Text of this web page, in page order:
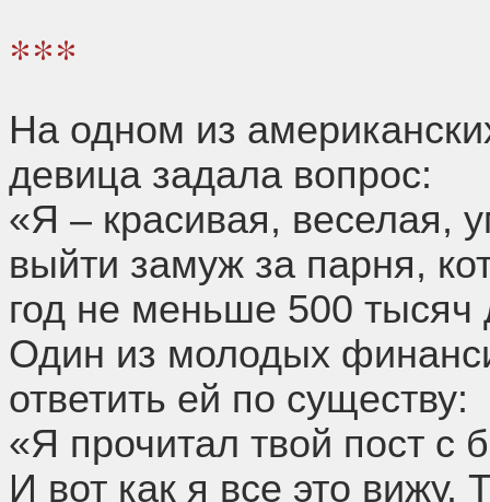
***
На одном из
девица задала вопрос:
«Я – красивая, веселая,
выйти замуж за парня,
год не меньше 500 тысяч
Один из молодых
ответить ей по существу:
«Я прочитал твой пост с
И вот как я все это вижу.